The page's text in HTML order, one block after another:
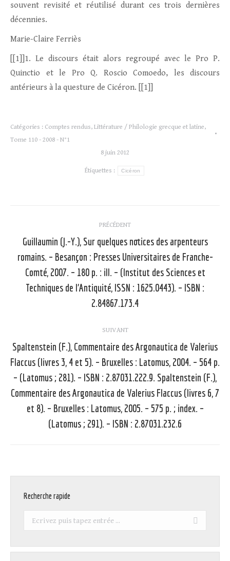
souvent revisité et réutilisé durant ces trois dernières
décennies.
Marie-Claire Ferriès
[[1]]1. Le discours était alors regroupé avec le Pro P.
Quinctio et le Pro Q. Roscio Comoedo, les discours
antérieurs à la questure de Cicéron. [[1]]
Catégories : Comptes rendus, Littérature / Philologie grecque et latine,
Tome 110 - 2008 - N°1
8 juin 2012
Étiquettes : Cicéron
article
PRÉCÉDENT
Article
précédent
:
Guillaumin (J.-Y.), Sur quelques notices des arpenteurs
romains. – Besançon : Presses Universitaires de Franche-
Comté, 2007. – 180 p. : ill. – (Institut des Sciences et
Techniques de l’Antiquité, ISSN : 1625.0443). – ISBN :
2.84867.173.4
SUIVANT
Article
suivant
:
Spaltenstein (F.), Commentaire des Argonautica de Valerius
Flaccus (livres 3, 4 et 5). – Bruxelles : Latomus, 2004. – 564 p.
– (Latomus ; 281). – ISBN : 2.87031.222.9. Spaltenstein (F.),
Commentaire des Argonautica de Valerius Flaccus (livres 6, 7
et 8). – Bruxelles : Latomus, 2005. – 575 p. ; index. –
(Latomus ; 291). – ISBN : 2.87031.232.6
Recherche rapide
Recherche